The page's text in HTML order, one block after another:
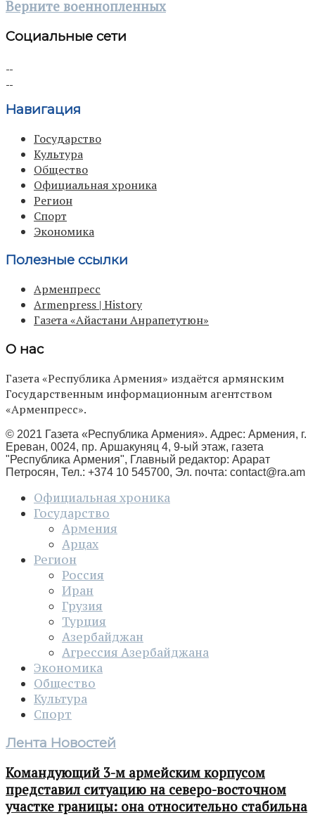
Верните военнопленных
Социальные сети
Навигация
Государство
Культура
Общество
Официальная хроника
Регион
Спорт
Экономика
Полезные ссылки
Арменпресс
Armenpress | History
Газета «Айастани Анрапетутюн»
О нас
Газета «Республика Армения» издаётся армянским
Государственным информационным агентством
«Арменпресс».
© 2021 Газета «Республика Армения». Адрес: Армения, г.
Ереван, 0024, пр. Аршакуняц 4, 9-ый этаж, газета
"Республика Армения", Главный редактор: Арарат
Петросян, Тел.: +374 10 545700, Эл. почта: contact@ra.am
Официальная хроника
Государство
Армения
Арцах
Регион
Россия
Иран
Грузия
Турция
Азербайджан
Агрессия Азербайджана
Экономика
Общество
Культура
Спорт
Лента Новостей
Командующий 3-м армейским корпусом
представил ситуацию на северо-восточном
участке границы: она относительно стабильна